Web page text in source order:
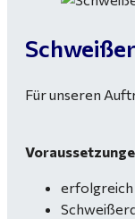
Für unseren
erfolgreich